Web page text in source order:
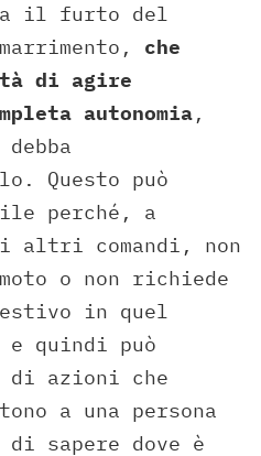
il furto del
che
di agire
autonomia,
Questo può
perché, a
altri comandi, non
o non richiede
in quel
e quindi può
di azioni che
a una persona
sapere dove è